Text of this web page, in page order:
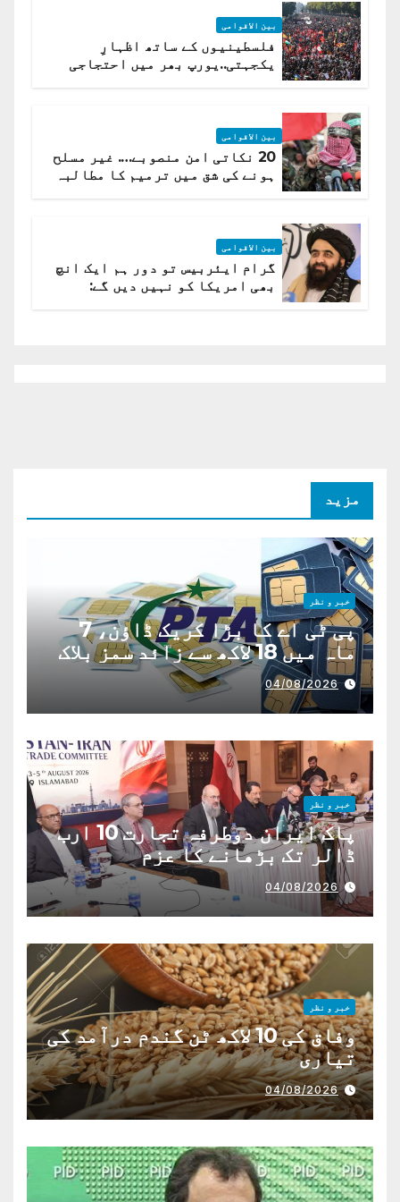
بین الاقوامی
فلسطینیوں کے ساتھ اظہارِ
یکجہتی..یورپ بھر میں احتجاجی
بین الاقوامی
20 نکاتی امن منصوبے…. غیر مسلح
ہونے کی شق میں ترمیم کا مطالبہ
بین الاقوامی
گرام ایئربیس تو دور ہم ایک انچ
بھی امریکا کو نہیں دیں گے:
مزید
خبر و نظر
پی ٹی اے کا بڑا کریک ڈاؤن، 7
ماہ میں 18 لاکھ سے زائد سمز بلاک
04/08/2026
خبر و نظر
پاک ایران دوطرفہ تجارت 10 ارب
ڈالر تک بڑھانے کا عزم
04/08/2026
خبر و نظر
وفاق کی 10 لاکھ ٹن گندم درآمد کی
تیاری
04/08/2026